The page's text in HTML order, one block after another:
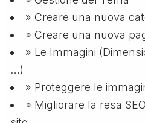
» Creare una nuova
» Creare una nuova
» Le Immagini
…)
» Proteggere le
» Migliorare la resa